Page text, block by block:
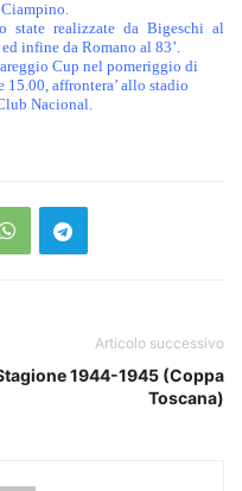
state realizzate da Bigeschi al
infine da Romano al 83’.
Cup nel pomeriggio di
15.00, affrontera’ allo stadio
Nacional.
Articolo successivo
1944-1945 (Coppa
Toscana)